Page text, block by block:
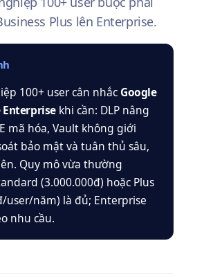
Plus lên Enterprise.
100+ user cân nhắc Google
Enterprise khi cần: DLP nâng
mã hóa, Vault không giới
bảo mật và tuân thủ sâu,
Quy mô vừa thường
(3.000.000đ) hoặc Plus
user/năm) là đủ; Enterprise
nhu cầu.